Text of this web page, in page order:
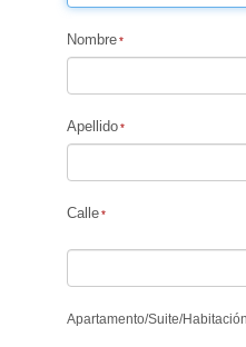
Nombre
Apellido
Calle
Apartamento/Suite/